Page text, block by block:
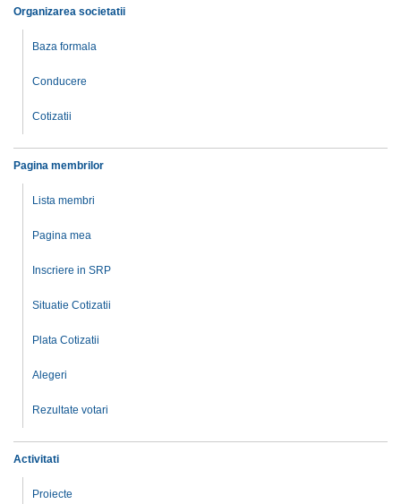
Organizarea societatii
Baza formala
Conducere
Cotizatii
Pagina membrilor
Lista membri
Pagina mea
Inscriere in SRP
Situatie Cotizatii
Plata Cotizatii
Alegeri
Rezultate votari
Activitati
Proiecte